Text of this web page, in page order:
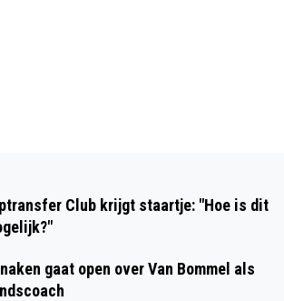
Club krijgt staartje: "Hoe is dit
gaat open over Van Bommel als